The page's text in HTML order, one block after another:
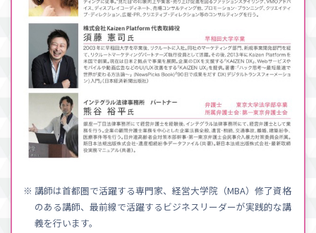
※ 講師は首都圏で活躍する専門家、経営大学院（MBA）修了資格
のある講師、最前線で活躍するビジネスリーダーが実践的な講
義を行います。